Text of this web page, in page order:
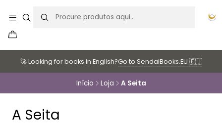
🚀 Looking for books in English?Go to SendaiBooks.EU 🇪🇺
Início Loja A Seita
A Seita